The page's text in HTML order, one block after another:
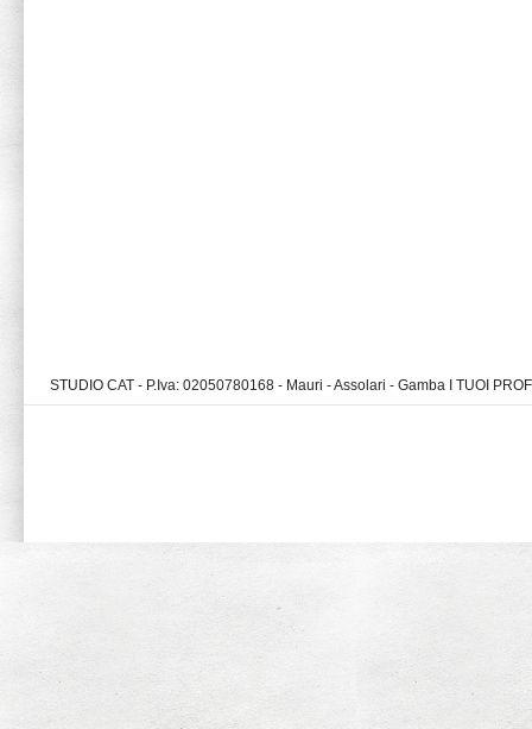
STUDIO CAT - P.Iva: 02050780168 - Mauri - Assolari - Gamba I TUOI